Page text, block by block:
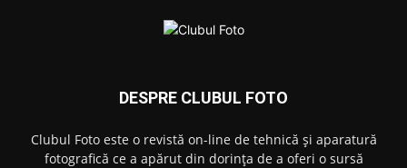
DESPRE CLUBUL FOTO
Clubul Foto este o revistă on-line de tehnică și aparatură
fotografică ce a apărut din dorința de a oferi o sursă